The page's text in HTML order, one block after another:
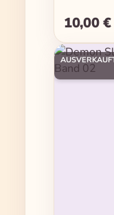
10,00 €